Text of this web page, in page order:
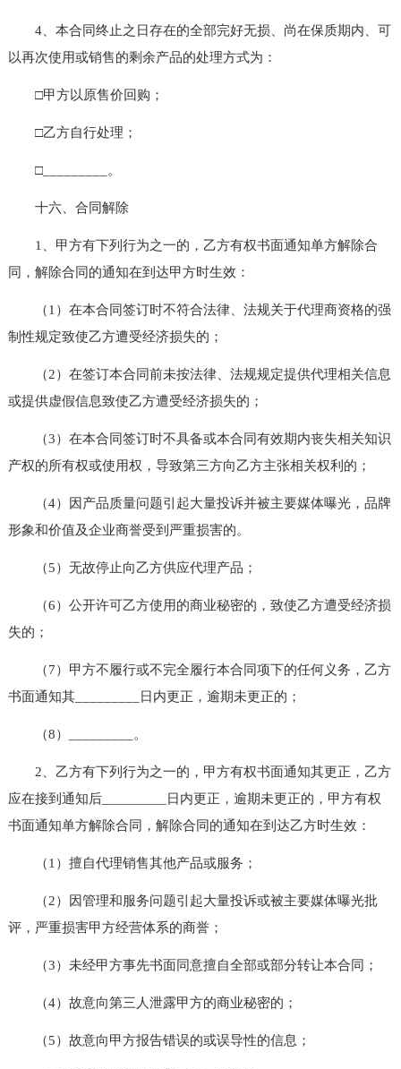
4、本合同终止之日存在的全部完好无损、尚在保质期内、可
以再次使用或销售的剩余产品的处理方式为：
□甲方以原售价回购；
□乙方自行处理；
□_________。
十六、合同解除
1、甲方有下列行为之一的，乙方有权书面通知单方解除合
同，解除合同的通知在到达甲方时生效：
（1）在本合同签订时不符合法律、法规关于代理商资格的强
制性规定致使乙方遭受经济损失的；
（2）在签订本合同前未按法律、法规规定提供代理相关信息
或提供虚假信息致使乙方遭受经济损失的；
（3）在本合同签订时不具备或本合同有效期内丧失相关知识
产权的所有权或使用权，导致第三方向乙方主张相关权利的；
（4）因产品质量问题引起大量投诉并被主要媒体曝光，品牌
形象和价值及企业商誉受到严重损害的。
（5）无故停止向乙方供应代理产品；
（6）公开许可乙方使用的商业秘密的，致使乙方遭受经济损
失的；
（7）甲方不履行或不完全履行本合同项下的任何义务，乙方
书面通知其_________日内更正，逾期未更正的；
（8）_________。
2、乙方有下列行为之一的，甲方有权书面通知其更正，乙方
应在接到通知后_________日内更正，逾期未更正的，甲方有权
书面通知单方解除合同，解除合同的通知在到达乙方时生效：
（1）擅自代理销售其他产品或服务；
（2）因管理和服务问题引起大量投诉或被主要媒体曝光批
评，严重损害甲方经营体系的商誉；
（3）未经甲方事先书面同意擅自全部或部分转让本合同；
（4）故意向第三人泄露甲方的商业秘密的；
（5）故意向甲方报告错误的或误导性的信息；